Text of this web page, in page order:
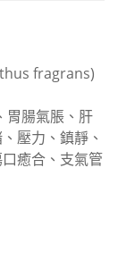
fragrans)
胃腸氣脹、肝
壓力、鎮靜、
癒合、支氣管